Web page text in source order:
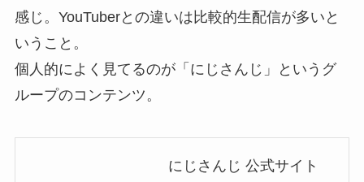
感じ。YouTuberとの違いは比較的生配信が多いと
いうこと。
個人的によく見てるのが「にじさんじ」というグ
ループのコンテンツ。
にじさんじ 公式サイト